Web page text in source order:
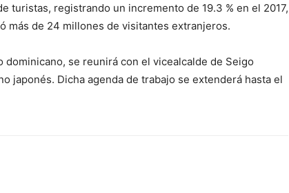
turistas, registrando un incremento de 19.3 % en el 2017,
más de 24 millones de visitantes extranjeros.
se reunirá con el vicealcalde de Seigo
japonés. Dicha agenda de trabajo se extenderá hasta el